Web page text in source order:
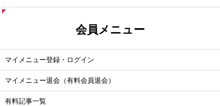
会員メニュー
マイメニュー登録・ログイン
マイメニュー退会（有料会員退会）
有料記事一覧